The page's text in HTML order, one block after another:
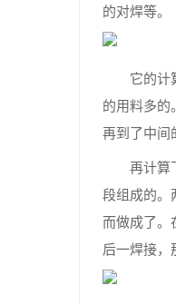
的对焊等。
它的计
的用料多的
再到了中间
再计算
段组成的。
而做成了。
后一焊接，